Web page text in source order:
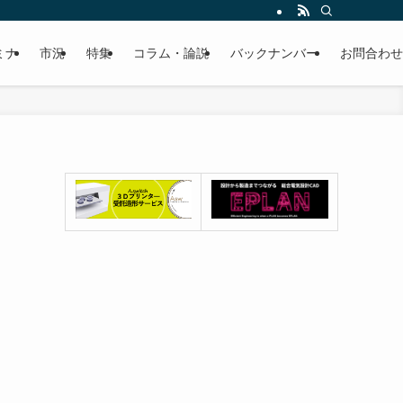
ナ 市況 特集 コラム・論説 バックナンバー お問合わせ